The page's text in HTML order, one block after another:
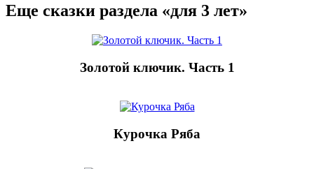
Еще сказки раздела «для 3 лет»
Золотой ключик. Часть 1
Курочка Ряба